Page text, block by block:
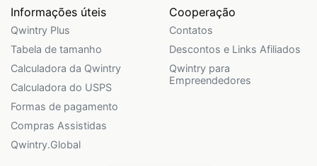
Informações úteis
Qwintry Plus
Tabela de tamanho
Calculadora da Qwintry
Calculadora do USPS
Formas de pagamento
Compras Assistidas
Qwintry.Global
Cooperação
Contatos
Descontos e Links Afiliados
Qwintry para
Empreendedores